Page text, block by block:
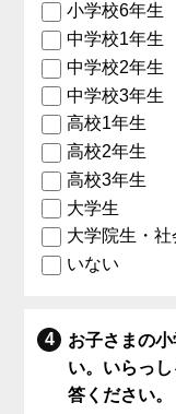
小学校6年生
中学校1年生
中学校2年生
中学校3年生
高校1年生
高校2年生
高校3年生
大学生
大学院生・社
いない
お子さまの
い。いらっ
答ください。